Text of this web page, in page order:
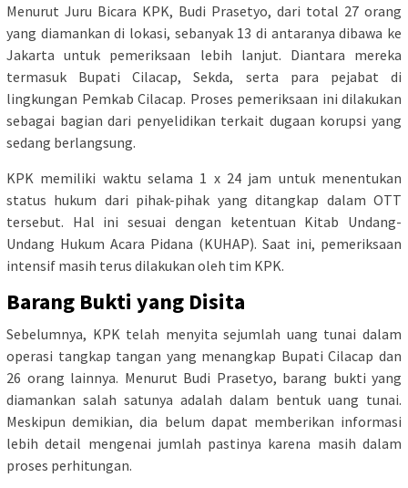
Menurut Juru Bicara KPK, Budi Prasetyo, dari total 27 orang
yang diamankan di lokasi, sebanyak 13 di antaranya dibawa ke
Jakarta untuk pemeriksaan lebih lanjut. Diantara mereka
termasuk Bupati Cilacap, Sekda, serta para pejabat di
lingkungan Pemkab Cilacap. Proses pemeriksaan ini dilakukan
sebagai bagian dari penyelidikan terkait dugaan korupsi yang
sedang berlangsung.
KPK memiliki waktu selama 1 x 24 jam untuk menentukan
status hukum dari pihak-pihak yang ditangkap dalam OTT
tersebut. Hal ini sesuai dengan ketentuan Kitab Undang-
Undang Hukum Acara Pidana (KUHAP). Saat ini, pemeriksaan
intensif masih terus dilakukan oleh tim KPK.
Barang Bukti yang Disita
Sebelumnya, KPK telah menyita sejumlah uang tunai dalam
operasi tangkap tangan yang menangkap Bupati Cilacap dan
26 orang lainnya. Menurut Budi Prasetyo, barang bukti yang
diamankan salah satunya adalah dalam bentuk uang tunai.
Meskipun demikian, dia belum dapat memberikan informasi
lebih detail mengenai jumlah pastinya karena masih dalam
proses perhitungan.